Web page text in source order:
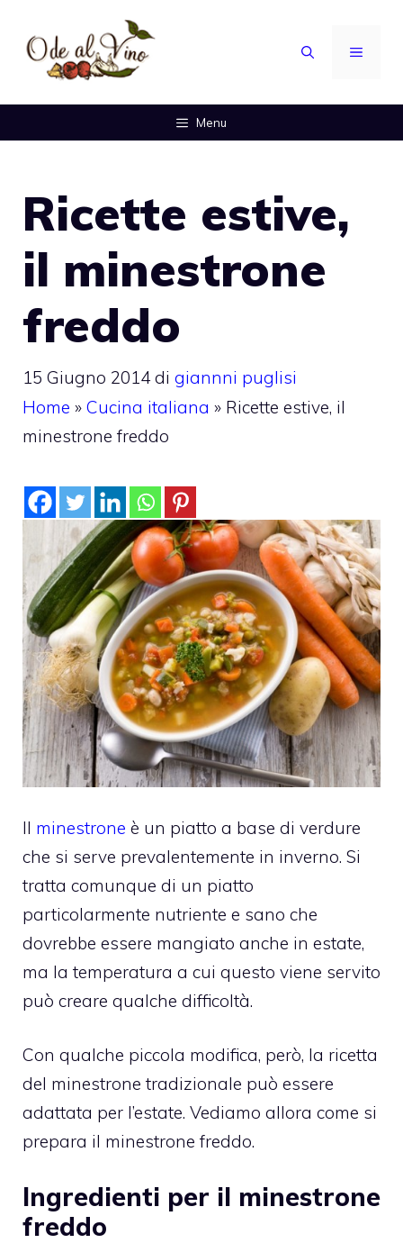
contenuto
MENU
Menu
Ricette estive,
il minestrone
freddo
15 Giugno 2014 di giannni puglisi
Home » Cucina italiana » Ricette estive, il
minestrone freddo
Il minestrone è un piatto a base di verdure
che si serve prevalentemente in inverno. Si
tratta comunque di un piatto
particolarmente nutriente e sano che
dovrebbe essere mangiato anche in estate,
ma la temperatura a cui questo viene servito
può creare qualche difficoltà.
Con qualche piccola modifica, però, la ricetta
del minestrone tradizionale può essere
adattata per l’estate. Vediamo allora come si
prepara il minestrone freddo.
Ingredienti per il minestrone
freddo